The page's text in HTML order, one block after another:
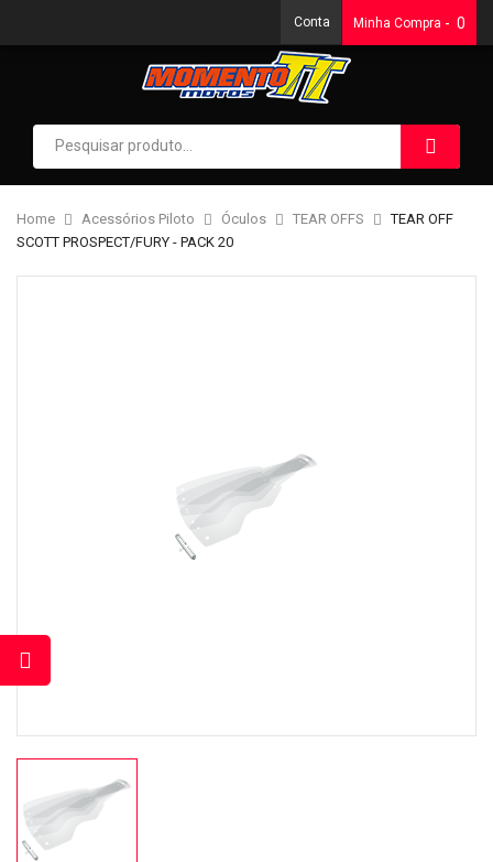
0
Minha Compra
Conta
Home Acessórios Piloto Óculos TEAR OFFS
TEAR OFF
SCOTT PROSPECT/FURY - PACK 20